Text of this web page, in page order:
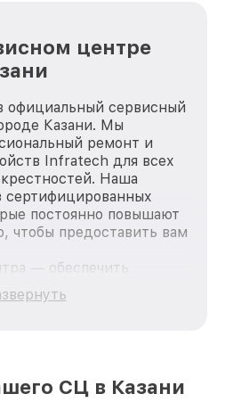
центре
официальный сервисный
Казани. Мы
ремонт и
Infratech для всех
Наша
сертифицированных
постоянно повышают
чтобы предоставить вам
— обеспечить
ремонт для
продукции Infratech,
центром Infratech в
СЦ в Казани